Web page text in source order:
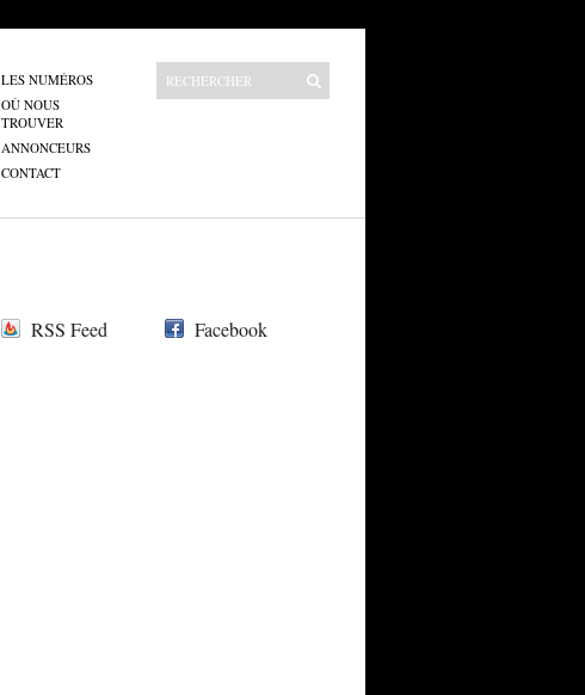
LES NUMÉROS
OÙ NOUS
TROUVER
ANNONCEURS
CONTACT
RSS Feed Facebook